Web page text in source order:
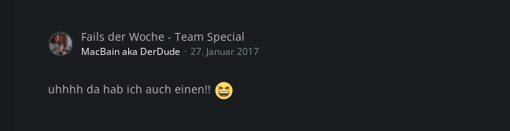
Fails der Woche - Team Special
MacBain aka DerDude 27. Januar 2017
uhhhh da hab ich auch einen!!